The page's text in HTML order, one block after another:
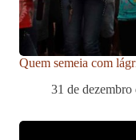
Quem semeia com
31 de dezembro